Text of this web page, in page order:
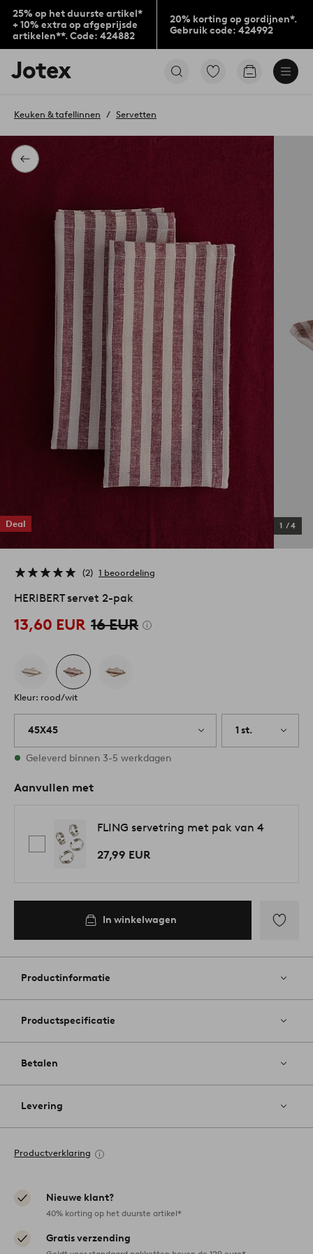
25% op het duurste artikel*
+ 10% extra op afgeprijsde
artikelen**. Code: 424882
20% korting op gordijnen*.
Gebruik code: 424992
Jotex
logo
to
home
page
Ga
Go
Terug
Keuken & tafellinnen Servetten
Deal 1 /4
2 1 beoordeling
HERIBERT servet 2-pak
13,60 EUR 16 EUR
Kleur: rood/wit
45X45 1 st.
Op voorraad
Geleverd binnen 3-5 werkdagen
Aanvullen met
FLING servetring met pak van 4
27,99 EUR
In winkelwagen
aan
Productinformatie
Productspecificatie
Betalen
Levering
Productverklaring
Nieuwe klant?
40% korting op het duurste artikel*
Gratis verzending